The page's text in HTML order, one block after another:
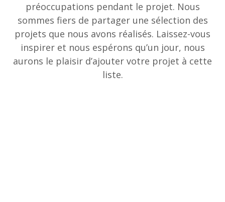
préoccupations pendant le projet. Nous
sommes fiers de partager une sélection des
projets que nous avons réalisés. Laissez-vous
inspirer et nous espérons qu’un jour, nous
aurons le plaisir d’ajouter votre projet à cette
liste.